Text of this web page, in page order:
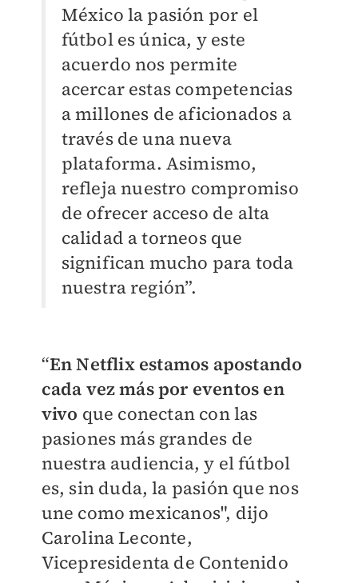
México la pasión por el
fútbol es única, y este
acuerdo nos permite
acercar estas competencias
a millones de aficionados a
través de una nueva
plataforma. Asimismo,
refleja nuestro compromiso
de ofrecer acceso de alta
calidad a torneos que
significan mucho para toda
nuestra región”.
“En Netflix estamos apostando
cada vez más por eventos en
vivo que conectan con las
pasiones más grandes de
nuestra audiencia, y el fútbol
es, sin duda, la pasión que nos
une como mexicanos", dijo
Carolina Leconte,
Vicepresidenta de Contenido